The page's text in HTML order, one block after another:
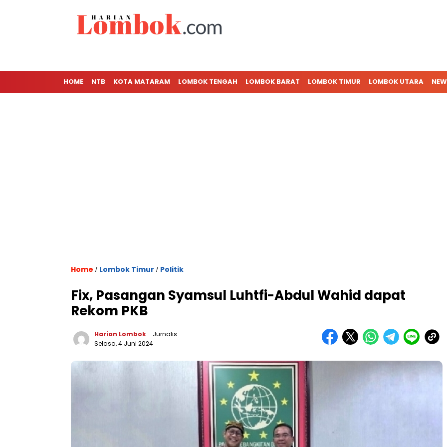
HOME NTB KOTA MATARAM LOMBOK TENGAH LOMBOK BARAT LOMBOK TIMUR LOMBOK UTARA
Home / Lombok Timur / Politik
Fix, Pasangan Syamsul Luhtfi-Abdul Wahid dapat
Rekom PKB
Harian Lombok- Jurnalis
Selasa, 4 Juni 2024